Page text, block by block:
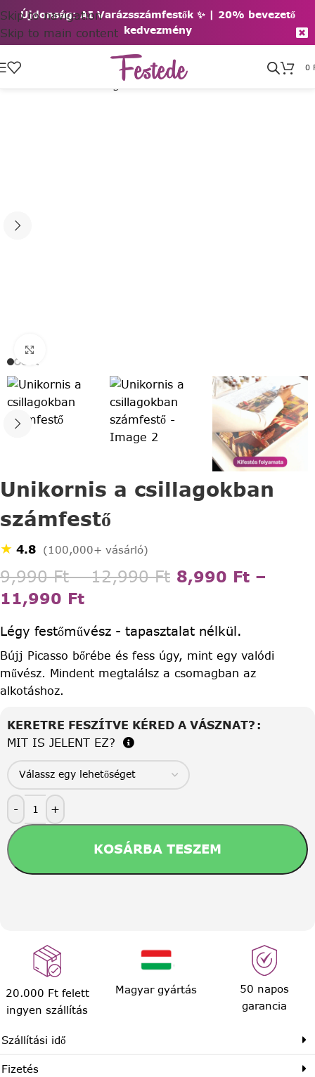
Újdonság: AI Varázsszámfestők ✨ | 20% bevezető
kedvezmény
Skip to navigation
Skip to main content
0
Unikornis a csillagokban
számfestő
★ 4.8 (100,000+ vásárló)
9,990Ft – 12,990Ft 8,990 Ft –
11,990 Ft
Légy festőművész - tapasztalat nélkül.
Bújj Picasso bőrébe és fess úgy, mint egy valódi
művész. Mindent megtalálsz a csomagban az
alkotáshoz.
KERETRE FESZÍTVE KÉRED A VÁSZNAT?
MIT IS JELENT EZ?
- +
KOSÁRBA TESZEM
20.000 Ft felett
ingyen szállítás
Magyar gyártás
50 napos
garancia
Szállítási idő
Fizetés